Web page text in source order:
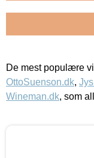
De mest populære
OttoSuenson.dk,
Wineman.dk, som